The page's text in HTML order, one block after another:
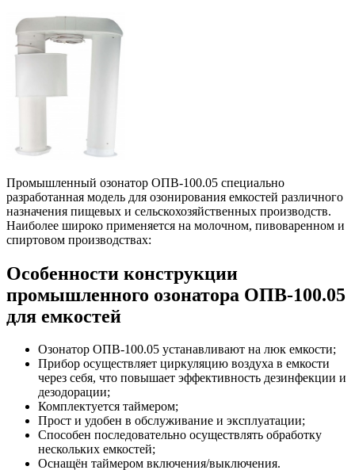
Промышленный озонатор ОПВ-100.05 специально
разработанная модель для озонирования емкостей различного
назначения пищевых и сельскохозяйственных производств.
Наиболее широко применяется на молочном, пивоваренном и
спиртовом производствах:
Особенности конструкции
промышленного озонатора ОПВ-100.05
для емкостей
Озонатор ОПВ-100.05 устанавливают на люк емкости;
Прибор осуществляет циркуляцию воздуха в емкости
через себя, что повышает эффективность дезинфекции и
дезодорации;
Комплектуется таймером;
Прост и удобен в обслуживание и эксплуатации;
Способен последовательно осуществлять обработку
нескольких емкостей;
Оснащён таймером включения/выключения.